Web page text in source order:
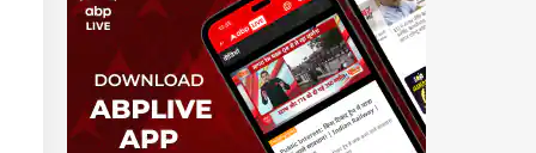
கார்
ஆசையா.?
எவ்ளோ